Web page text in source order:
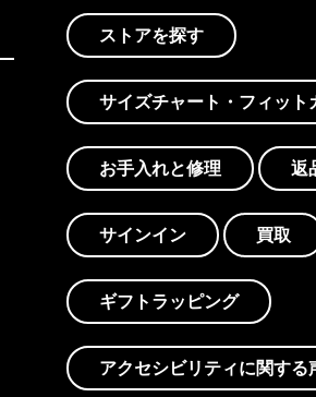
ストアを探す
サイズチャート・フィット
お手入れと修理 返
サインイン 買取
ギフトラッピング
アクセシビリティに関する